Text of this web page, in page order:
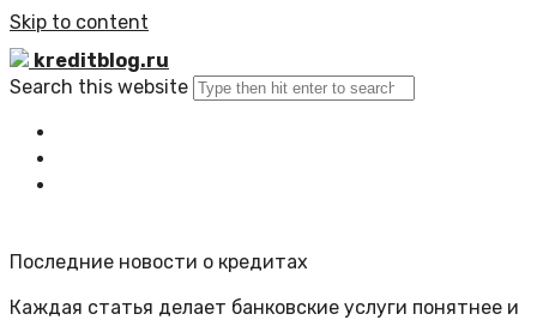
Skip to content
kreditblog.ru
Search this website
Последние новости о кредитах
Каждая статья делает банковские услуги понятнее и